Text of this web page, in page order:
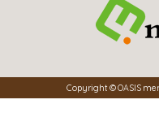
Copyright © OASIS